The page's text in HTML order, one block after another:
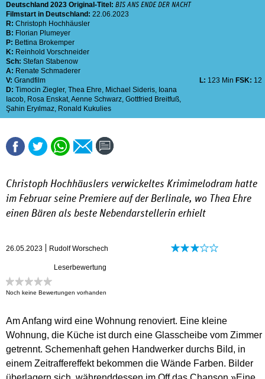
Deutschland 2023 Original-Titel: BIS ANS ENDE DER NACHT
Filmstart in Deutschland: 22.06.2023
R: Christoph Hochhäusler
B: Florian Plumeyer
P: Bettina Brokemper
K: Reinhold Vorschneider
Sch: Stefan Stabenow
A: Renate Schmaderer
V: Grandfilm L: 123 Min FSK: 12
D: Timocin Ziegler, Thea Ehre, Michael Sideris, Ioana
Iacob, Rosa Enskat,Aenne Schwarz, Gottfried Breitfuß,
Şahin Eryılmaz, Ronald Kukulies
Christoph Hochhäuslers verwickeltes Krimimelodram hatte
im Februar seine Premiere auf der Berlinale, wo Thea Ehre
einen Bären als beste Nebendarstellerin erhielt
26.05.2023 Rudolf Worschech
Leserbewertung
Noch keine Bewertungen vorhanden
Am Anfang wird eine Wohnung renoviert. Eine kleine
Wohnung, die Küche ist durch eine Glasscheibe vom Zimmer
getrennt. Schemenhaft gehen Handwerker durchs Bild, in
einem Zeitraffereffekt bekommen die Wände Farben. Bilder